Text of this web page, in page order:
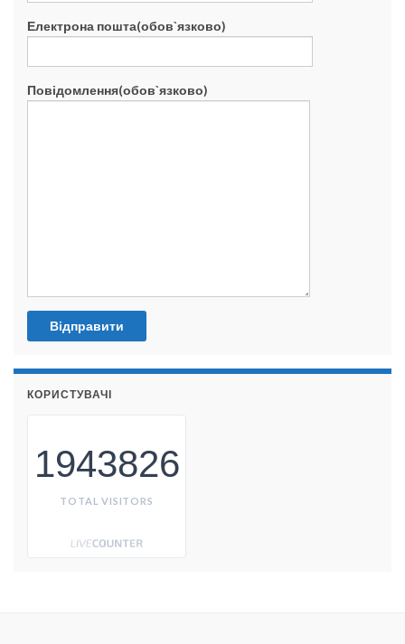
Електрона пошта(обов`язково)
Повідомлення(обов`язково)
КОРИСТУВАЧІ
1943826
TOTAL VISITORS